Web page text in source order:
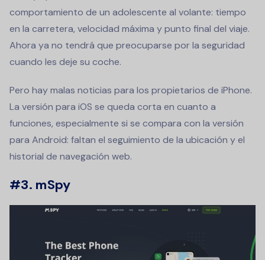
comportamiento de un adolescente al volante: tiempo
en la carretera, velocidad máxima y punto final del viaje.
Ahora ya no tendrá que preocuparse por la seguridad
cuando les deje su coche.
Pero hay malas noticias para los propietarios de iPhone.
La versión para iOS se queda corta en cuanto a
funciones, especialmente si se compara con la versión
para Android: faltan el seguimiento de la ubicación y el
historial de navegación web.
#3. mSpy